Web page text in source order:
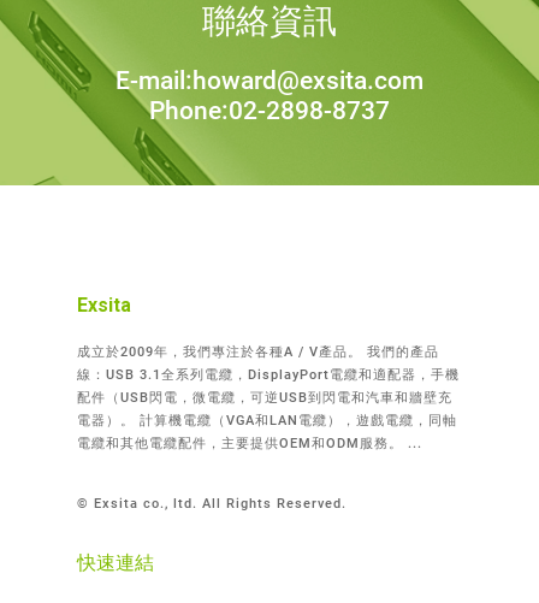
聯絡資訊
E-mail:howard@exsita.com
Phone:02-2898-8737
Exsita
成立於2009年，我們專注於各種A / V產品。 我們的產品
線：USB 3.1全系列電纜，DisplayPort電纜和適配器，手機
配件（USB閃電，微電纜，可逆USB到閃電和汽車和牆壁充
電器）。 計算機電纜（VGA和LAN電纜），遊戲電纜，同軸
電纜和其他電纜配件，主要提供OEM和ODM服務。 ...
© Exsita co., ltd. All Rights Reserved.
快速連結